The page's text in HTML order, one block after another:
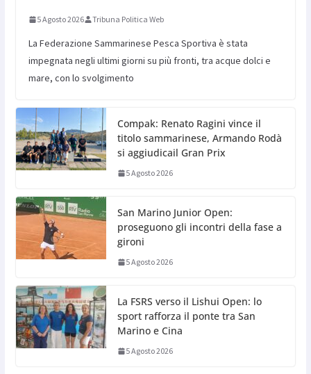
5 Agosto 2026 Tribuna Politica Web
La Federazione Sammarinese Pesca Sportiva è stata
impegnata negli ultimi giorni su più fronti, tra acque dolci e
mare, con lo svolgimento
Compak: Renato Ragini vince il
titolo sammarinese, Armando Rodà
si aggiudicail Gran Prix
5 Agosto 2026
San Marino Junior Open:
proseguono gli incontri della fase a
gironi
5 Agosto 2026
La FSRS verso il Lishui Open: lo
sport rafforza il ponte tra San
Marino e Cina
5 Agosto 2026